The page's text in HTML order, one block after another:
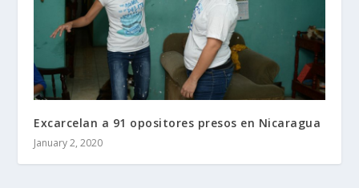
Excarcelan a 91 opositores presos en Nicaragua
January 2, 2020